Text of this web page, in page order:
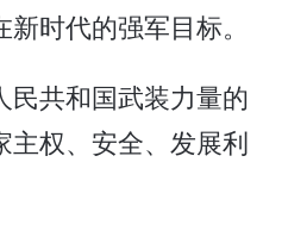
时代的强军目标。
共和国武装力量的
主权、安全、发展利